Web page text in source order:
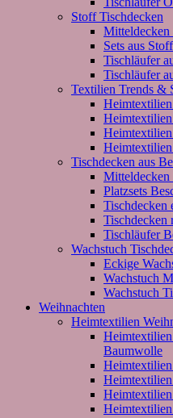
Stoff Tischdecken
Mitteldecken
Sets aus Stoff
Tischläufer
Tischläufer
Textilien Trends &
Tischdecken aus
Mitteldecken
Platzsets
Tischdecken
Tischdecken
Tischläufer
Wachstuch
Eckige
Wachstuch
Wachstuch
Weihnachten
Heimtextilien
Heimtextilien
Baumwolle
Heimtextilien
Heimtextilien